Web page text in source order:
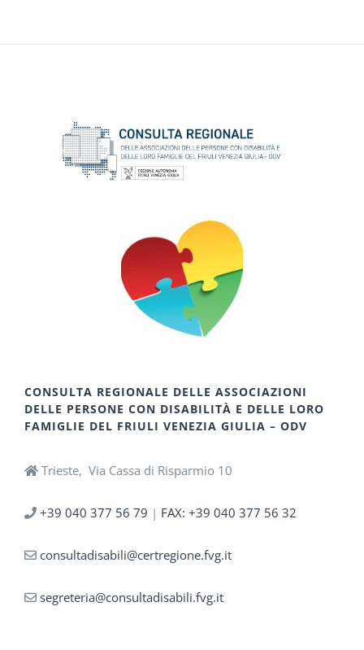
CONSULTA REGIONALE DELLE ASSOCIAZIONI
DELLE PERSONE CON DISABILITÀ E DELLE LORO
FAMIGLIE DEL FRIULI VENEZIA GIULIA – ODV
Trieste, Via Cassa di Risparmio 10
+39 040 377 56 79 | FAX: +39 040 377 56 32
consultadisabili@certregione.fvg.it
segreteria@consultadisabili.fvg.it